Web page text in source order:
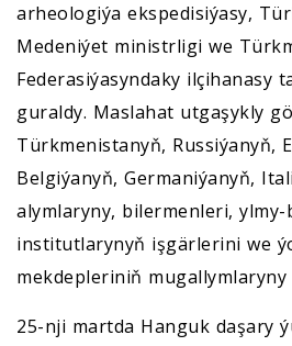
arheologiýa ekspedisiýasy,
Medeniýet ministrligi we
Federasiýasyndaky ilçihanasy
guraldy. Maslahat utgaşykly
Türkmenistanyň, Russiýanyň,
Belgiýanyň, Germaniýanyň,
alymlaryny, bilermenleri, ylmy-
institutlarynyň işgärlerini we
mekdepleriniň
25-nji martda Hanguk daşary